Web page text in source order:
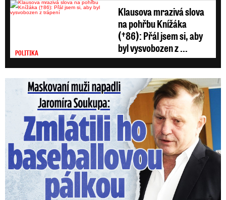
POLITIKA
Klausova mrazivá slova
na pohřbu Knížáka
(†86): Přál jsem si, aby
byl vysvobozen z ...
Maskovaní muži napadli Jaromíra Soukupa: Krvavá nakládačka